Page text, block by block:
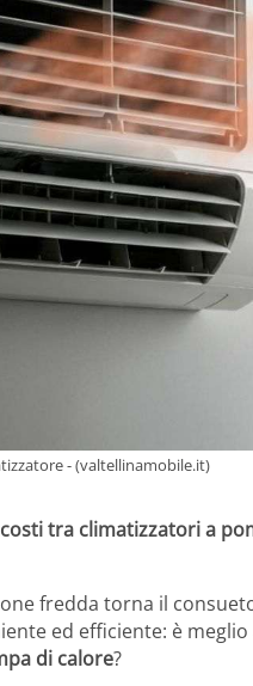
- (valtellinamobile.it)
tra climatizzatori a
fredda torna il
ed efficiente: è
di calore?